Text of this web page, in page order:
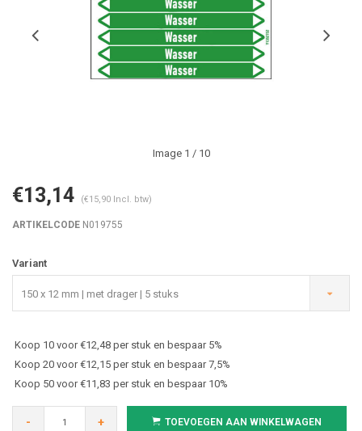
Image 1 / 10
€13,14 (€15,90 Incl. btw)
ARTIKELCODE N019755
Variant
150 x 12 mm | met drager | 5 stuks
Koop 10 voor €12,48 per stuk en bespaar 5%
Koop 20 voor €12,15 per stuk en bespaar 7,5%
Koop 50 voor €11,83 per stuk en bespaar 10%
- + TOEVOEGEN AAN WINKELWAGEN